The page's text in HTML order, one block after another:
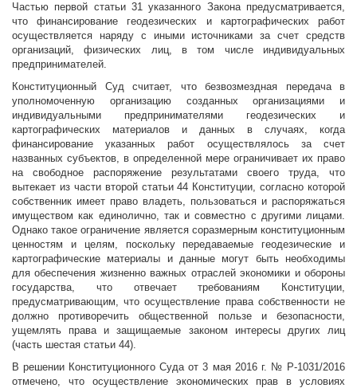
Частью первой статьи 31 указанного Закона предусматривается,
что финансирование геодезических и картографических работ
осуществляется наряду с иными источниками за счет средств
организаций, физических лиц, в том числе индивидуальных
предпринимателей.
Конституционный Суд считает, что безвозмездная передача в
уполномоченную организацию созданных организациями и
индивидуальными предпринимателями геодезических и
картографических материалов и данных в случаях, когда
финансирование указанных работ осуществлялось за счет
названных субъектов, в определенной мере ограничивает их право
на свободное распоряжение результатами своего труда, что
вытекает из части второй статьи 44 Конституции, согласно которой
собственник имеет право владеть, пользоваться и распоряжаться
имуществом как единолично, так и совместно с другими лицами.
Однако такое ограничение является соразмерным конституционным
ценностям и целям, поскольку передаваемые геодезические и
картографические материалы и данные могут быть необходимы
для обеспечения жизненно важных отраслей экономики и обороны
государства, что отвечает требованиям Конституции,
предусматривающим, что осуществление права собственности не
должно противоречить общественной пользе и безопасности,
ущемлять права и защищаемые законом интересы других лиц
(часть шестая статьи 44).
В решении Конституционного Суда от 3 мая 2016 г. № Р-1031/2016
отмечено, что осуществление экономических прав в условиях